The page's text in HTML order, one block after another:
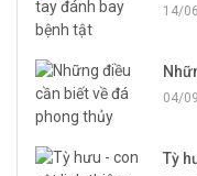
14/
04/
Tỳ